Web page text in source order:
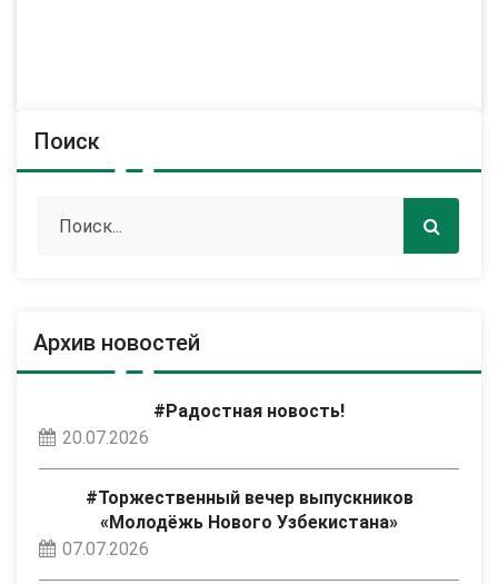
Поиск
Архив новостей
#Радостная новость!
20.07.2026
#Торжественный вечер выпускников
«Молодёжь Нового Узбекистана»
07.07.2026